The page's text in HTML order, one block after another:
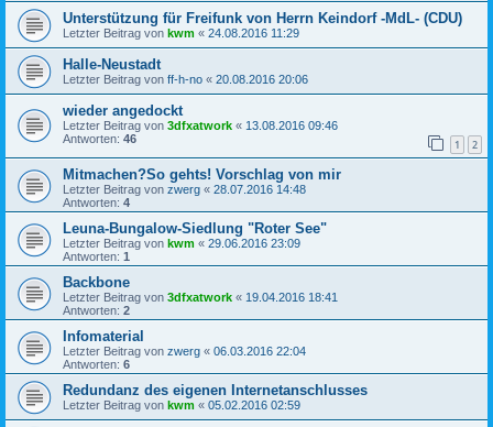
Unterstützung für Freifunk von Herrn Keindorf -MdL- (CDU)
Letzter Beitrag von kwm « 24.08.2016 11:29
Halle-Neustadt
Letzter Beitrag von ff-h-no « 20.08.2016 20:06
wieder angedockt
Letzter Beitrag von 3dfxatwork « 13.08.2016 09:46
Antworten: 46 1 2
Mitmachen?So gehts! Vorschlag von mir
Letzter Beitrag von zwerg « 28.07.2016 14:48
Antworten: 4
Leuna-Bungalow-Siedlung "Roter See"
Letzter Beitrag von kwm « 29.06.2016 23:09
Antworten: 1
Backbone
Letzter Beitrag von 3dfxatwork « 19.04.2016 18:41
Antworten: 2
Infomaterial
Letzter Beitrag von zwerg « 06.03.2016 22:04
Antworten: 6
Redundanz des eigenen Internetanschlusses
Letzter Beitrag von kwm « 05.02.2016 02:59